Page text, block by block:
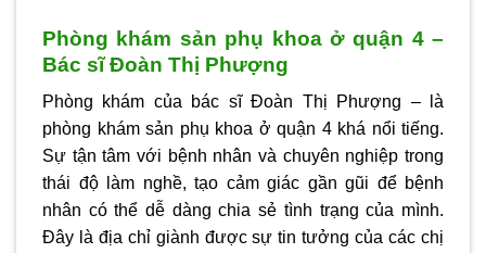
Phòng khám sản phụ khoa ở quận 4 –
Bác sĩ Đoàn Thị Phượng
Phòng khám của bác sĩ Đoàn Thị Phượng – là
phòng khám sản phụ khoa ở quận 4khá nổi tiếng.
Sự tận tâm với bệnh nhân và chuyên nghiệp trong
thái độ làm nghề, tạo cảm giác gần gũi để bệnh
nhân có thể dễ dàng chia sẻ tình trạng của mình.
Đây là địa chỉ giành được sự tin tưởng của các chị